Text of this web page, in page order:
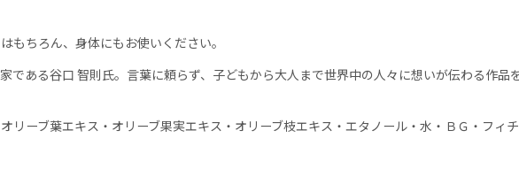
もちろん、身体にもお使いください。
ある谷口 智則氏。言葉に頼らず、子どもから大人まで世界中の人々に想いが伝わる作品
リーブ葉エキス・オリーブ果実エキス・オリーブ枝エキス・エタノール・水・ＢＧ・フィ